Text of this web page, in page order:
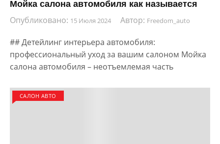
Мойка салона автомобиля как называется
Опубликовано: 15 Июля 2024 Автор: Freedom_auto
## Детейлинг интерьера автомобиля:
профессиональный уход за вашим салоном Мойка
салона автомобиля – неотъемлемая часть
САЛОН АВТО